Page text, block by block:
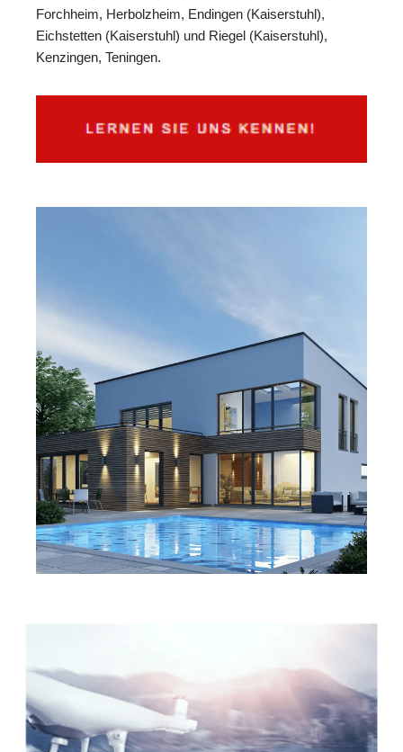
Forchheim, Herbolzheim, Endingen (Kaiserstuhl),
Eichstetten (Kaiserstuhl) und Riegel (Kaiserstuhl),
Kenzingen, Teningen.